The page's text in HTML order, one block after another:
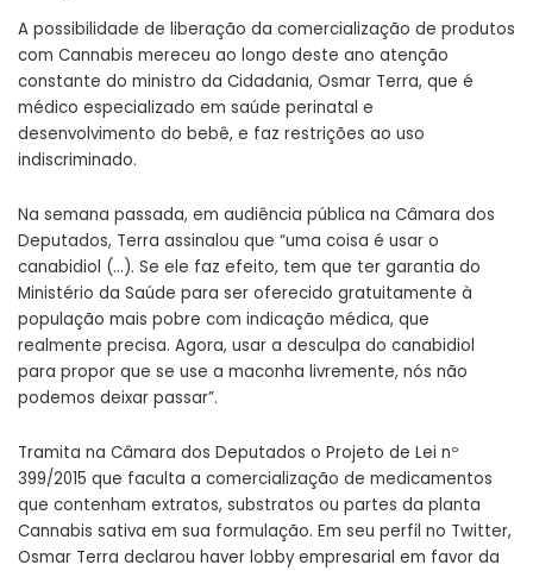
A possibilidade de liberação da comercialização de produtos
com Cannabis mereceu ao longo deste ano atenção
constante do ministro da Cidadania, Osmar Terra, que é
médico especializado em saúde perinatal e
desenvolvimento do bebê, e faz restrições ao uso
indiscriminado.
Na semana passada, em audiência pública na Câmara dos
Deputados, Terra assinalou que “uma coisa é usar o
canabidiol (…). Se ele faz efeito, tem que ter garantia do
Ministério da Saúde para ser oferecido gratuitamente à
população mais pobre com indicação médica, que
realmente precisa. Agora, usar a desculpa do canabidiol
para propor que se use a maconha livremente, nós não
podemos deixar passar”.
Tramita na Câmara dos Deputados o Projeto de Lei nº
399/2015 que faculta a comercialização de medicamentos
que contenham extratos, substratos ou partes da planta
Cannabis sativa em sua formulação. Em seu perfil no Twitter,
Osmar Terra declarou haver lobby empresarial em favor da